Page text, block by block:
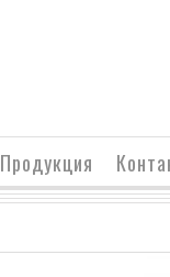
Продукция